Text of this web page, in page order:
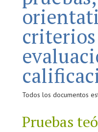
Todos los documentos
Pruebas